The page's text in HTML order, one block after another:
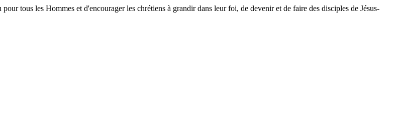
tous les Hommes et d'encourager les chrétiens à grandir dans leur foi, de devenir et de faire des disciples de Jésus-